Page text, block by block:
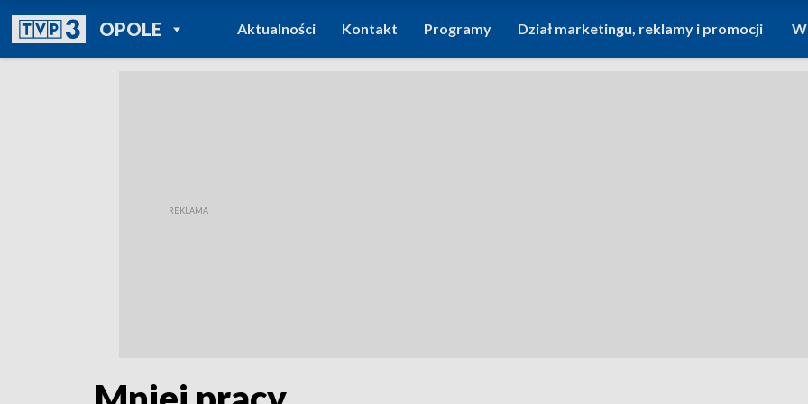
OPOLEPOWRÓT DO
TVP REGIONY
Aktualności Kontakt Programy Dział marketingu, reklamy i promocji